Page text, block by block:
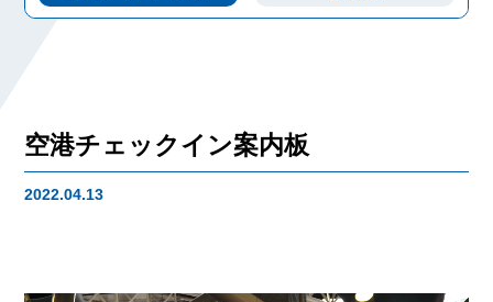
空港チェックイン案内板
2022.04.13